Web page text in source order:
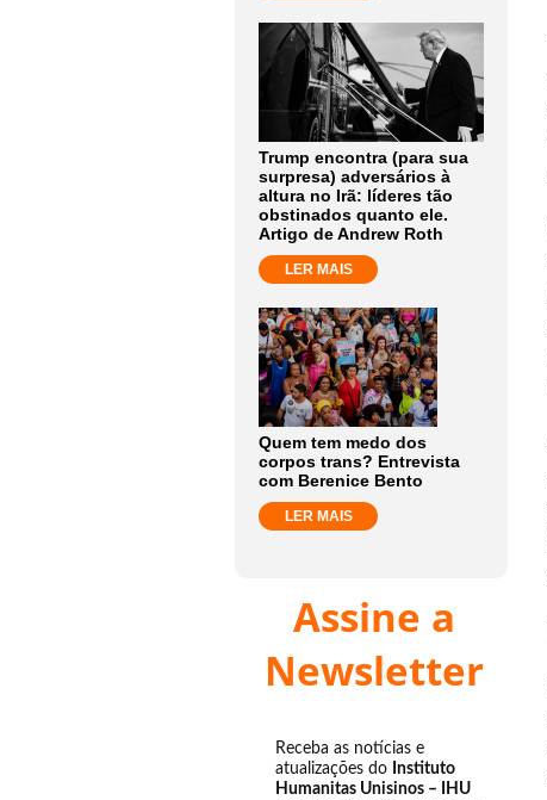
Trump encontra (para sua
surpresa) adversários à
altura no Irã: líderes tão
obstinados quanto ele.
Artigo de Andrew Roth
LER MAIS
Quem tem medo dos
corpos trans? Entrevista
com Berenice Bento
LER MAIS
Assine a
Newsletter
Receba as notícias e
atualizações do Instituto
Humanitas Unisinos – IHU